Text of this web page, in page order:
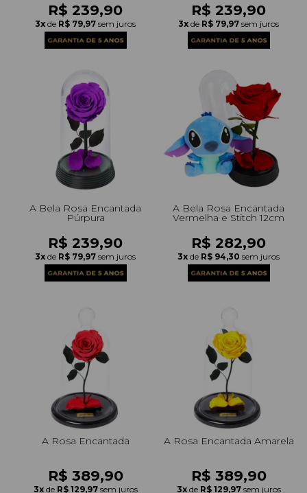
R$ 239,90
3x de R$ 79,97 sem juros
R$ 239,90
3x de R$ 79,97 sem juros
A Bela Rosa Encantada
Púrpura
R$ 239,90
3x de R$ 79,97 sem juros
A Bela Rosa Encantada
Vermelha e Stitch 12cm
R$ 282,90
3x de R$ 94,30 sem juros
A Rosa Encantada
R$ 389,90
3x de R$ 129,97 sem juros
A Rosa Encantada Amarela
R$ 389,90
3x de R$ 129,97 sem juros